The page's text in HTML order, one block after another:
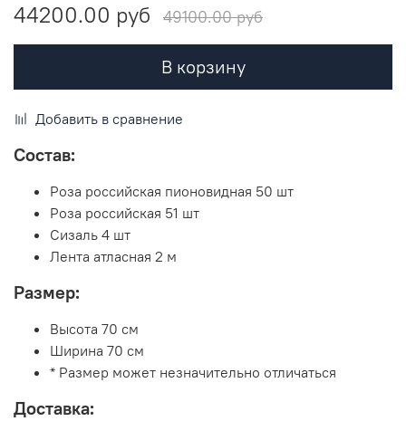
44200.00 руб
49100.00 руб
В корзину
Добавить в сравнение
Состав:
Роза российская пионовидная 50 шт
Роза российская 51 шт
Сизаль 4 шт
Лента атласная 2 м
Размер:
Высота 70 см
Ширина 70 см
* Размер может незначительно отличаться
Доставка: